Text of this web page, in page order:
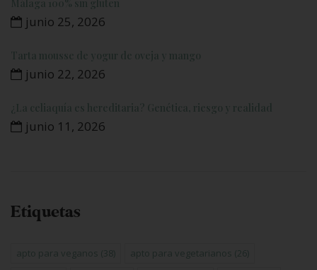
Málaga 100% sin gluten
junio 25, 2026
Tarta mousse de yogur de oveja y mango
junio 22, 2026
¿La celiaquía es hereditaria? Genética, riesgo y realidad
junio 11, 2026
Etiquetas
apto para veganos (38) apto para vegetarianos (26)